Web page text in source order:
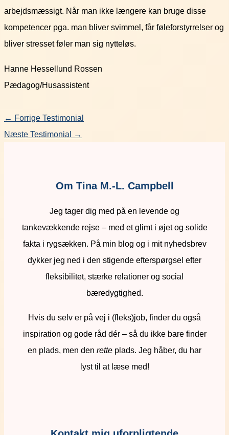
arbejdsmæssigt. Når man ikke længere kan bruge disse
kompetencer pga. man bliver svimmel, får føleforstyrrelser og
bliver stresset føler man sig nytteløs.
Hanne Hessellund Rossen
Pædagog/Husassistent
← Forrige Testimonial
Næste Testimonial →
Om Tina M.-L. Campbell
Jeg tager dig med på en levende og
tankevækkende rejse – med et glimt i øjet og solide
fakta i rygsækken. På min blog og i mit nyhedsbrev
dykker jeg ned i den stigende efterspørgsel efter
fleksibilitet, stærke relationer og social
bæredygtighed.
Hvis du selv er på vej i (fleks)job, finder du også
inspiration og gode råd dér – så du ikke bare finder
en plads, men den rette plads. Jeg håber, du har
lyst til at læse med!